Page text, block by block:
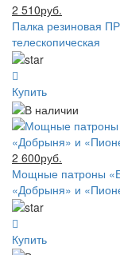
2 510руб.
Палка резиновая
телескопическая
Купить
2 600руб.
Мощные патроны
«Добрыня» и
Купить